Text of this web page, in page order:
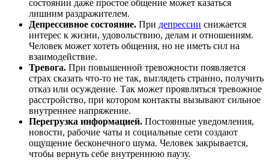
состоянии даже простое общение может казаться
лишним раздражителем.
Депрессивное состояние. При депрессии снижается
интерес к жизни, удовольствию, делам и отношениям.
Человек может хотеть общения, но не иметь сил на
взаимодействие.
Тревога. При повышенной тревожности появляется
страх сказать что-то не так, выглядеть странно, получить
отказ или осуждение. Так может проявляться тревожное
расстройство, при котором контакты вызывают сильное
внутреннее напряжение.
Перегрузка информацией. Постоянные уведомления,
новости, рабочие чаты и социальные сети создают
ощущение бесконечного шума. Человек закрывается,
чтобы вернуть себе внутреннюю паузу.